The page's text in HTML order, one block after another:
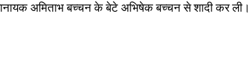
अमिताभ बच्चन के बेटे अभिषेक बच्चन से शादी कर ली।